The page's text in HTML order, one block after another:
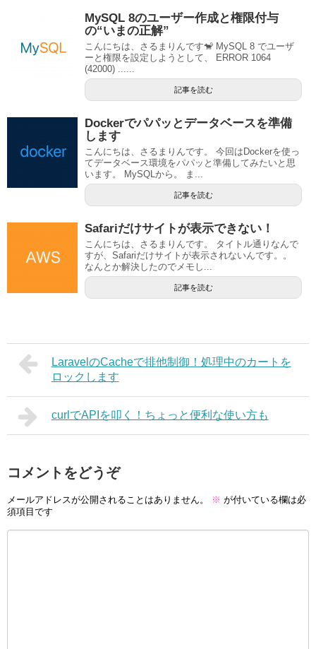
MySQL 8のユーザー作成と権限付与
の“いまの正解”
こんにちは、さるまりんです🐒 MySQL 8 でユーザ
ーと権限を設定しようとして、 ERROR 1064
(42000) ......
記事を読む
Dockerでパパッとデータベースを準備
します
こんにちは、さるまりんです。 今回はDockerを使っ
てデータベース環境をパパッと準備してみたいと思
います。 MySQLから。 ま...
記事を読む
Safariだけサイトが表示できない！
こんにちは、さるまりんです。 タイトル通りなんで
すが、Safariだけサイトが表示されないんです。。
なんとか解決したのでメモし...
記事を読む
LaravelのCacheで排他制御！処理中のカートを
ロックします
curlでAPIを叩く！ちょっと便利な使い方も
コメントをどうぞ
メールアドレスが公開されることはありません。 ※ が付いている欄は必
須項目です